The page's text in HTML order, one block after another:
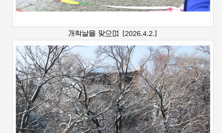
개학날을 맞으며 [2026.4.2.]